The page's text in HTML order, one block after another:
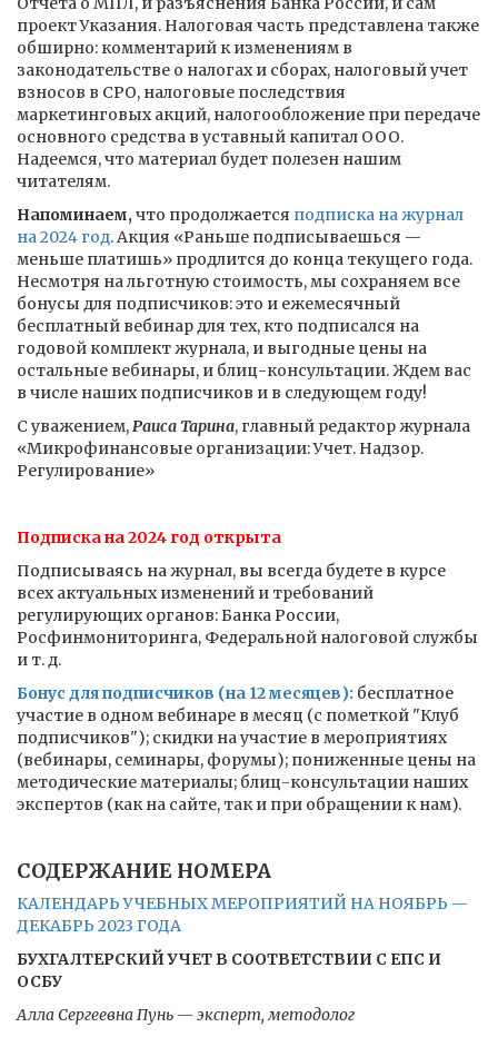
проект Указания. Налоговая часть представлена также
обширно: комментарий к изменениям в
законодательстве о налогах и сборах, налоговый учет
взносов в СРО, налоговые последствия
маркетинговых акций, налогообложение при передаче
основного средства в уставный капитал ООО.
Надеемся, что материал будет полезен нашим
читателям.
Напоминаем, что продолжается подписка на журнал
на 2024 год. Акция «Раньше подписываешься —
меньше платишь» продлится до конца текущего года.
Несмотря на льготную стоимость, мы сохраняем все
бонусы для подписчиков: это и ежемесячный
бесплатный вебинар для тех, кто подписался на
годовой комплект журнала, и выгодные цены на
остальные вебинары, и блиц-консультации. Ждем вас
в числе наших подписчиков и в следующем году!
С уважением,Раиса Тарина, главный редактор журнала
«Микрофинансовые организации: Учет. Надзор.
Регулирование»
Подписка на 2024 год открыта
Подписываясь на журнал, вы всегда будете в курсе
всех актуальных изменений и требований
регулирующих органов: Банка России,
Росфинмониторинга, Федеральной налоговой службы
и т. д.
Бонус для подписчиков (на 12 месяцев): бесплатное
участие в одном вебинаре в месяц (с пометкой "Клуб
подписчиков"); скидки на участие в мероприятиях
(вебинары, семинары, форумы); пониженные цены на
методические материалы; блиц-консультации наших
экспертов (как на сайте, так и при обращении к нам).
СОДЕРЖАНИЕ НОМЕРА
КАЛЕНДАРЬ УЧЕБНЫХ МЕРОПРИЯТИЙ НА НОЯБРЬ —
ДЕКАБРЬ 2023 ГОДА
БУХГАЛТЕРСКИЙ УЧЕТ В СООТВЕТСТВИИ С ЕПС И
ОСБУ
Алла Сергеевна Пунь — эксперт, методолог